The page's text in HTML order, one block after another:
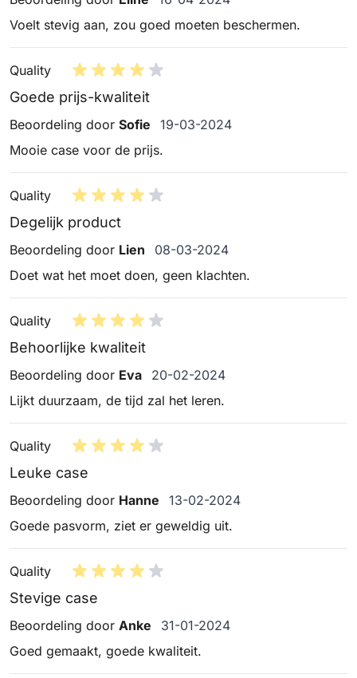
Voelt stevig aan, zou goed moeten beschermen.
Quality
Goede prijs-kwaliteit
Beoordeling door Sofie 19 maart 2024
19-03-2024
Mooie case voor de prijs.
Quality
Degelijk product
Beoordeling door Lien 8 maart 2024
08-03-2024
Doet wat het moet doen, geen klachten.
Quality
Behoorlijke kwaliteit
Beoordeling door Eva 20 februari 2024
20-02-2024
Lijkt duurzaam, de tijd zal het leren.
Quality
Leuke case
Beoordeling door Hanne 13 februari 2024
13-02-2024
Goede pasvorm, ziet er geweldig uit.
Quality
Stevige case
Beoordeling door Anke 31 januari 2024
31-01-2024
Goed gemaakt, goede kwaliteit.